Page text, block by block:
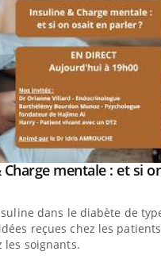
mentale : et si
dans le diabète de
reçues chez les
les soignants.